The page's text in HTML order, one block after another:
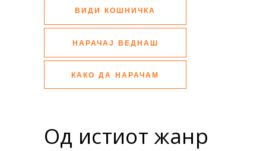
ВИДИ КОШНИЧКА
НАРАЧАЈ ВЕДНАШ
КАКО ДА НАРАЧАМ
Од истиот жанр